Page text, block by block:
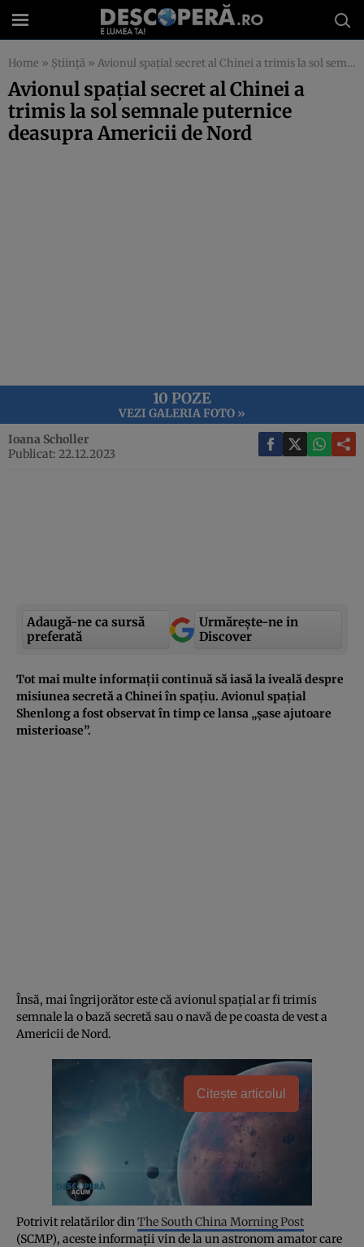
Home » Știință » Avionul spațial secret al Chinei a trimis la sol semnale puternice deasupra Americii de Nord
Avionul spațial secret al Chinei a
trimis la sol semnale puternice
deasupra Americii de Nord
10 POZE
VEZI GALERIA FOTO »
Ioana Scholler
Publicat: 22.12.2023
Adaugă-ne ca sursă
preferată
Urmărește-ne in
Discover
Tot mai multe informații continuă să iasă la iveală despre
misiunea secretă a Chinei în spațiu. Avionul spațial
Shenlong a fost observat în timp ce lansa „șase ajutoare
misterioase”.
Însă, mai îngrijorător este că avionul spațial ar fi trimis
semnale la o bază secretă sau o navă de pe coasta de vest a
Americii de Nord.
Citește articolul
Potrivit relatărilor dinThe South China Morning Post
(SCMP), aceste informații vin de la un astronom amator care